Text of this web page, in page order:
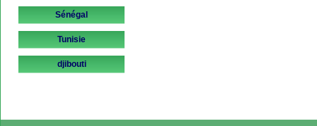
Sénégal
Tunisie
djibouti